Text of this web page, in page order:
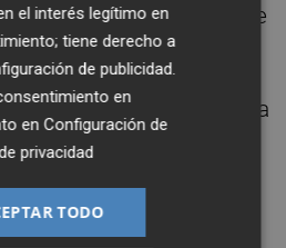
las trufas que más tarde
de todo el mundo, ya
"Nuestro
a partir del viernes, ya
el mercado de la
su producto",
pasamos el fin de
el producto y
el interés legítimo en
tiene derecho a
de publicidad
en
enConfiguración de
privacidad
TODO